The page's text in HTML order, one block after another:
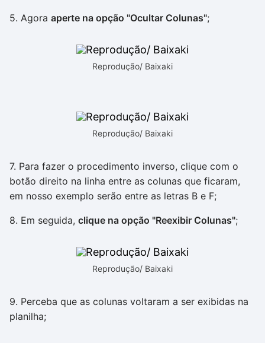
5. Agora aperte na opção "Ocultar Colunas";
Reprodução/ Baixaki
Reprodução/ Baixaki
7. Para fazer o procedimento inverso, clique com o
botão direito na linha entre as colunas que ficaram,
em nosso exemplo serão entre as letras B e F;
8. Em seguida, clique na opção "Reexibir Colunas";
Reprodução/ Baixaki
9. Perceba que as colunas voltaram a ser exibidas na
planilha;